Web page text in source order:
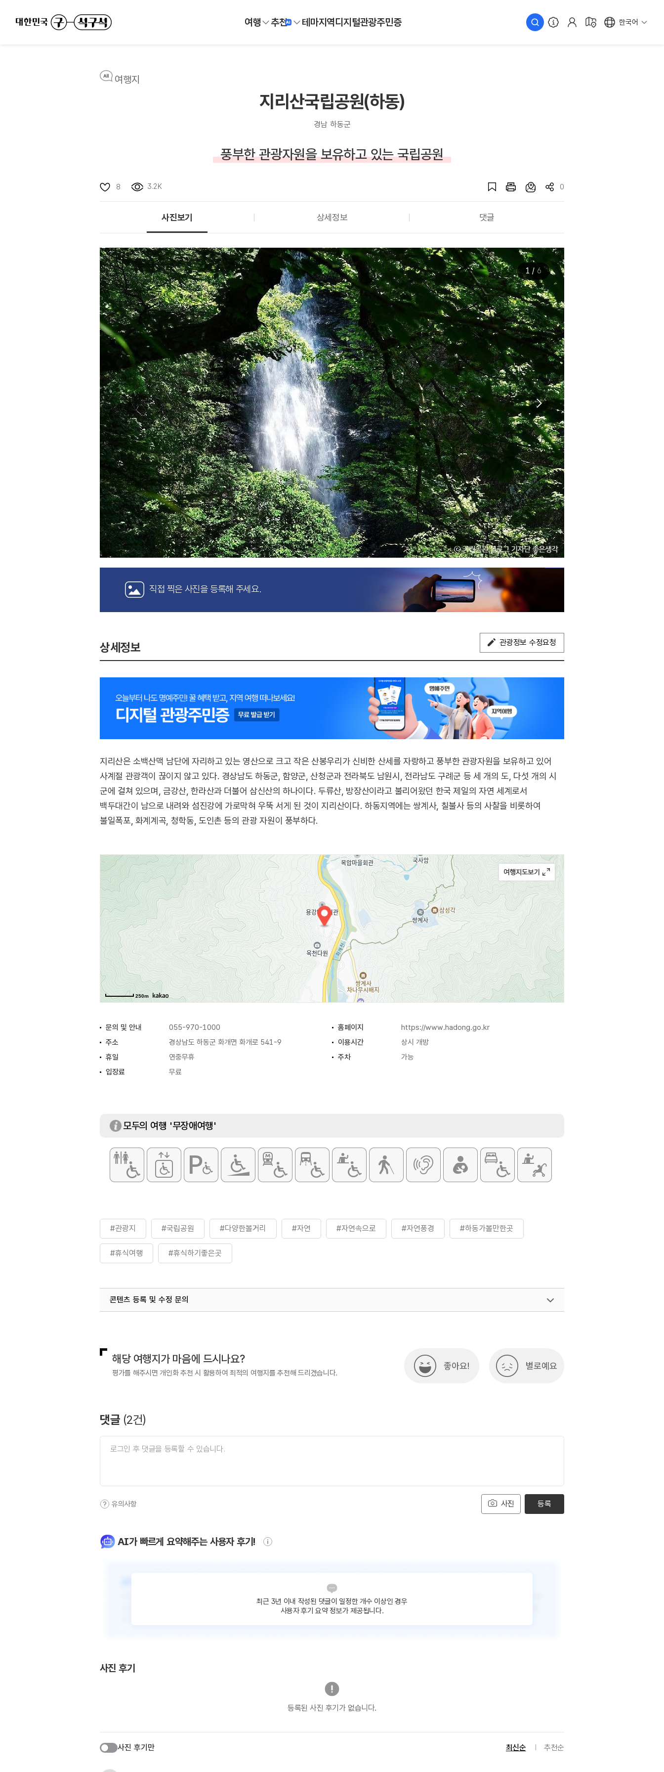
여행 추천 테마지역디지털관광주민증 한국어
여행지
지리산국립공원(하동)
경남 하동군
풍부한 관광자원을 보유하고 있는 국립공원
8 3.2K 0
사진보기 상세정보 댓글
1 / 6
직접 찍은 사진을 등록해 주세요.
상세정보 관광정보 수정요청
지리산은 소백산맥 남단에 자리하고 있는 영산으로 크고 작은 산봉우리가 신비한 산세를 자랑하고 풍부한 관광자원을 보유하고 있어
사계절 관광객이 끊이지 않고 있다. 경상남도 하동군, 함양군, 산청군과 전라북도 남원시, 전라남도 구례군 등 세 개의 도, 다섯 개의 시
군에 걸쳐 있으며, 금강산, 한라산과 더불어 삼신산의 하나이다. 두류산, 방장산이라고 불리어왔던 한국 제일의 자연 세계로서
백두대간이 남으로 내려와 섬진강에 가로막혀 우뚝 서게 된 것이 지리산이다. 하동지역에는 쌍계사, 칠불사 등의 사찰을 비롯하여
불일폭포, 화계계곡, 청학동, 도인촌 등의 관광 자원이 풍부하다.
250m
문의 및 안내 055-970-1000 홈페이지
https://www.hadong.go.kr
주소
경상남도 하동군 화개면 화개로 541-9 이용시간
상시 개방
휴일
연중무휴 주차
가능
입장료
무료
모두의 여행 '무장애여행'
#관광지 #국립공원 #다양한볼거리 #자연 #자연속으로 #자연풍경 #하동가볼만한곳
#휴식여행 #휴식하기좋은곳
콘텐츠 등록 및 수정 문의
해당 여행지가 마음에 드시나요?
평가를 해주시면 개인화 추천 시 활용하여 최적의 여행지를 추천해 드리겠습니다.
좋아요! 별로예요
댓글 (2건)
사진
유의사항 등록
AI가 빠르게 요약해주는 사용자 후기!
최근 3년 이내 작성된 댓글이 일정한 개수 이상인 경우
사용자 후기 요약 정보가 제공됩니다.
사진 후기
등록된 사진 후기가 없습니다.
사진 후기만 최신순 추천순